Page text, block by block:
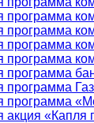
программа
программа
программа
программа
программа
программа
программа
акция